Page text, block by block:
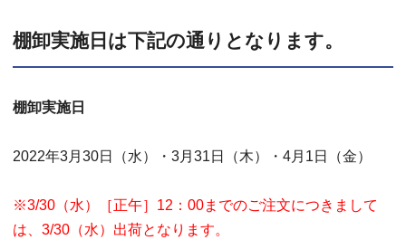
棚卸実施日は下記の通りとなります。
棚卸実施日
2022年3月30日（水）・3月31日（木）・4月1日（金）
※3/30（水）［正午］12：00までのご注文につきまして
は、3/30（水）出荷となります。